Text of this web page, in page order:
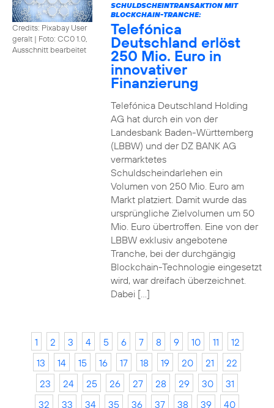
Credits: Pixabay User
geralt | Foto: CC0 1.0,
Ausschnitt bearbeitet
SCHULDSCHEINTRANSAKTION MIT
BLOCKCHAIN-TRANCHE:
Telefónica
Deutschland erlöst
250 Mio. Euro in
innovativer
Finanzierung
Telefónica Deutschland Holding
AG hat durch ein von der
Landesbank Baden-Württemberg
(LBBW) und der DZ BANK AG
vermarktetes
Schuldscheindarlehen ein
Volumen von 250 Mio. Euro am
Markt platziert. Damit wurde das
ursprüngliche Zielvolumen um 50
Mio. Euro übertroffen. Eine von der
LBBW exklusiv angebotene
Tranche, bei der durchgängig
Blockchain-Technologie eingesetzt
wird, war dreifach überzeichnet.
Dabei […]
1 2 3 4 5 6 7 8 9 10 11
12
13
14 15 16 17 18 19 20 21
22
23
24 25 26 27 28 29 30
31
32
33 34 35 36 37 38 39
40